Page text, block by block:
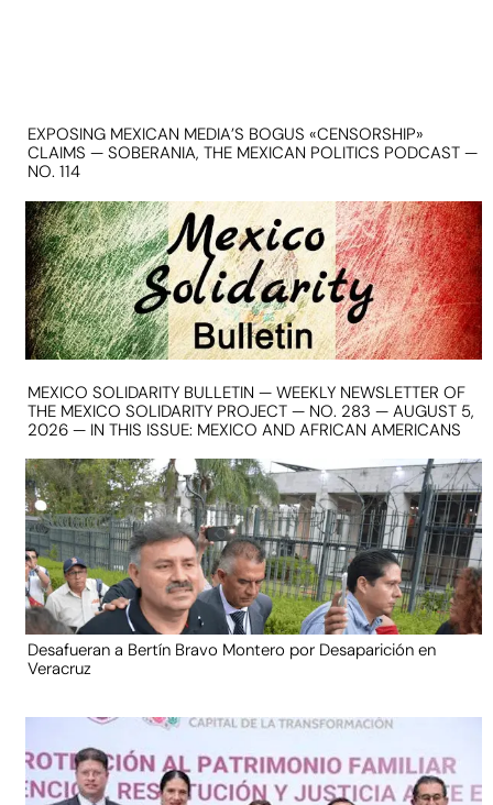
EXPOSING MEXICAN MEDIA’S BOGUS «CENSORSHIP»
CLAIMS — SOBERANIA, THE MEXICAN POLITICS PODCAST —
NO. 114
MEXICO SOLIDARITY BULLETIN — WEEKLY NEWSLETTER OF
THE MEXICO SOLIDARITY PROJECT — NO. 283 — AUGUST 5,
2026 — IN THIS ISSUE: MEXICO AND AFRICAN AMERICANS
Desafueran a Bertín Bravo Montero por Desaparición en
Veracruz